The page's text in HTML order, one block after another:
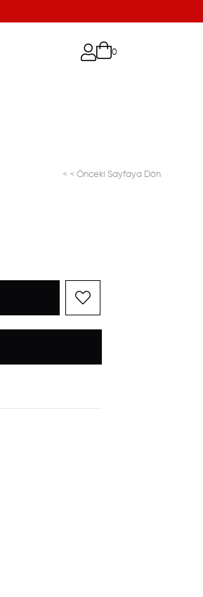
0
< < Önceki Sayfaya Dön